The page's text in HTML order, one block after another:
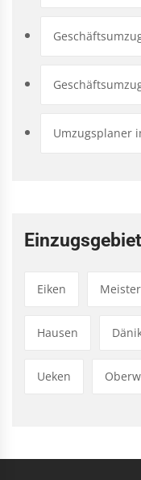
Umzugsplaner
Eiken
Hausen
Ueken